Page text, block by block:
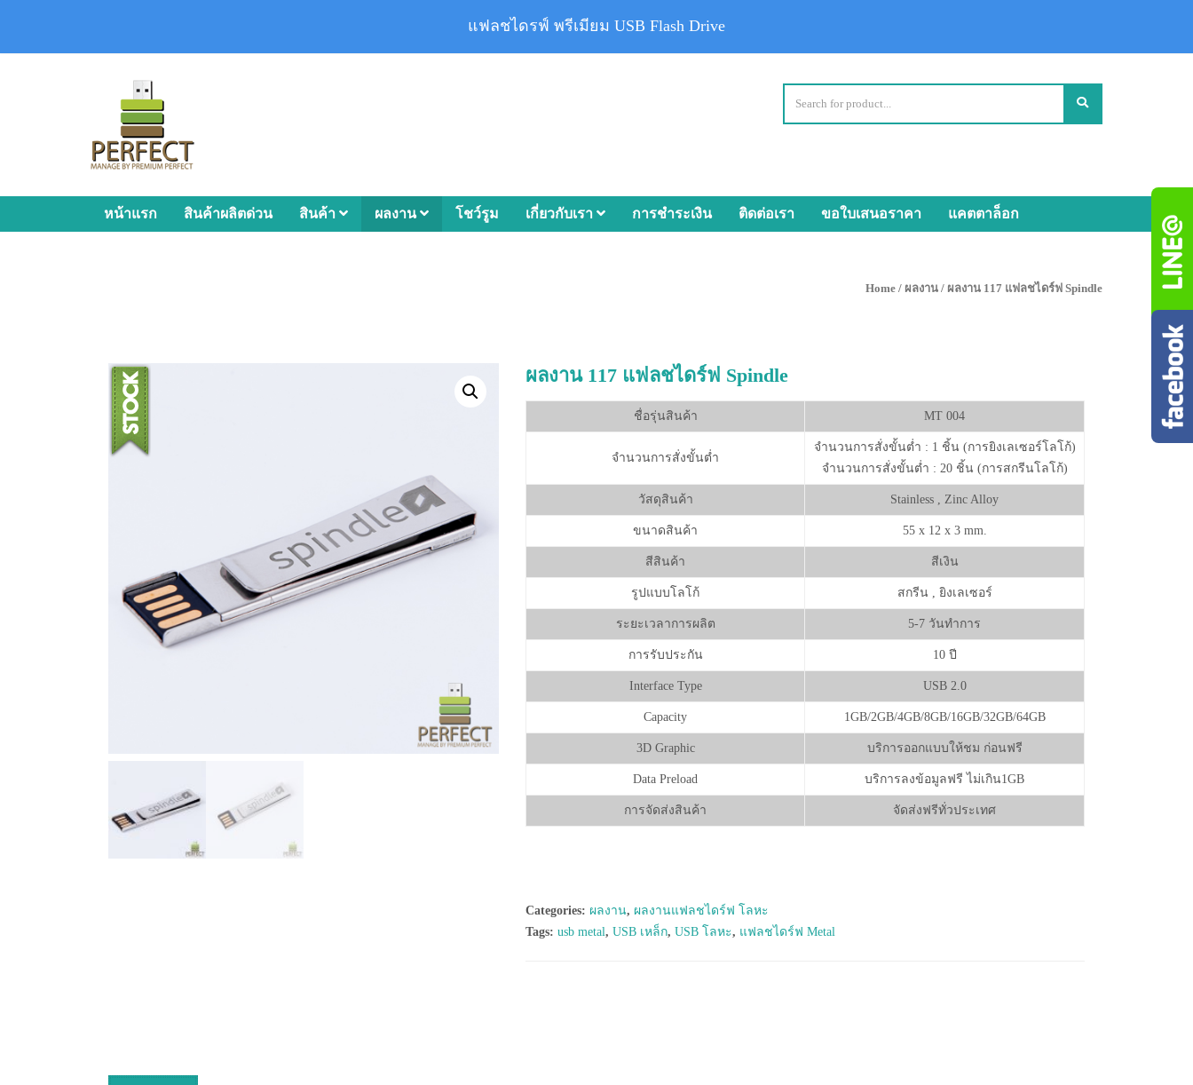
หน้าแรก สินค้าผลิตด่วน สินค้า ผลงาน โชว์รูม เกี่ยวกับเรา การชำระเงิน ติดต่อเรา ขอใบเสนอราคา แคตตาล็อก
Home / ผลงาน / ผลงาน 117 แฟลชไดร์ฟ Spindle
ผลงาน 117 แฟลชไดร์ฟ Spindle
ชื่อรุ่นสินค้า MT 004
จำนวนการสั่งขั้นต่ำ
จำนวนการสั่งขั้นต่ำ : 1 ชิ้น (การยิงเลเซอร์โลโก้)
จำนวนการสั่งขั้นต่ำ : 20 ชิ้น (การสกรีนโลโก้)
วัสดุสินค้า Stainless , Zinc Alloy
ขนาดสินค้า 55 x 12 x 3 mm.
สีสินค้า สีเงิน
รูปแบบโลโก้ สกรีน , ยิงเลเซอร์
ระยะเวลาการผลิต 5-7 วันทำการ
การรับประกัน 10 ปี
Interface Type USB 2.0
Capacity 1GB/2GB/4GB/8GB/16GB/32GB/64GB
3D Graphic บริการออกแบบให้ชม ก่อนฟรี
Data Preload บริการลงข้อมูลฟรี ไม่เกิน1GB
การจัดส่งสินค้า จัดส่งฟรีทั่วประเทศ
Categories: ผลงาน, ผลงานแฟลชไดร์ฟ โลหะ
Tags: usb metal, USB เหล็ก, USB โลหะ, แฟลชไดร์ฟ Metal
แฟลชไดรฟ์ พรีเมียม USB Flash Drive